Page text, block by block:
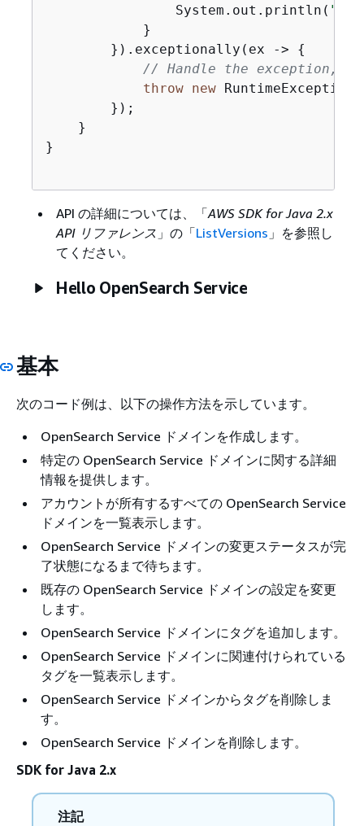
                System.out.println(
            }
        }).exceptionally(ex ->
{
// Handle the exception, or
throw new RuntimeException(
        });
    }
}
API の詳細については、「AWS SDK for Java 2.x
API リファレンス 」の「ListVersions 」を参照し
てください。
Hello OpenSearch Service
基本
次のコード例は、以下の操作方法を示しています。
OpenSearch Service ドメインを作成します。
特定の OpenSearch Service ドメインに関する詳細
情報を提供します。
アカウントが所有するすべての OpenSearch Service
ドメインを一覧表示します。
OpenSearch Service ドメインの変更ステータスが完
了状態になるまで待ちます。
既存の OpenSearch Service ドメインの設定を変更
します。
OpenSearch Service ドメインにタグを追加します。
OpenSearch Service ドメインに関連付けられている
タグを一覧表示します。
OpenSearch Service ドメインからタグを削除しま
す。
OpenSearch Service ドメインを削除します。
SDK for Java 2.x
注記